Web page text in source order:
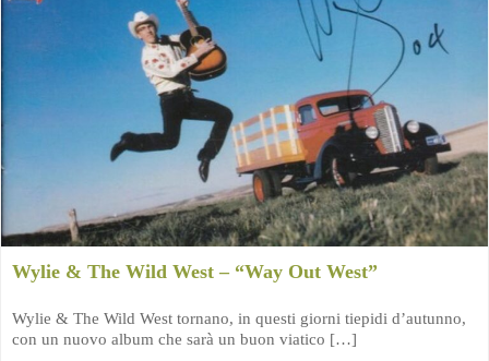
Wylie & The Wild West – “Way Out West”
Wylie & The Wild West tornano, in questi giorni tiepidi d’autunno,
con un nuovo album che sarà un buon viatico […]